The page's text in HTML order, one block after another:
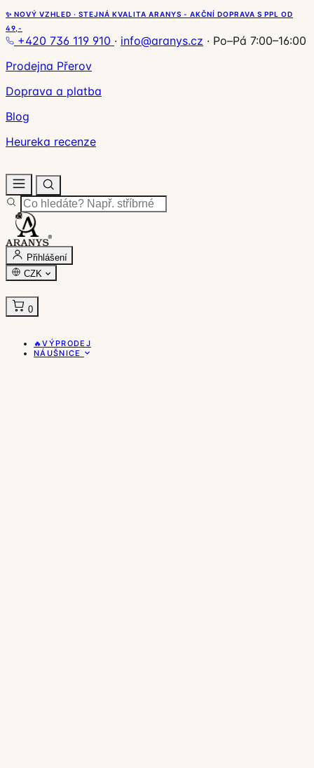
✨ NOVÝ VZHLED · STEJNÁ KVALITA ARANYS - AKČNÍ DOPRAVA S PPL OD
49,-
+420 736 119 910 · info@aranys.cz · Po–Pá 7:00–16:00
Prodejna Přerov
Doprava a platba
Blog
Heureka recenze
Přihlášení
CZK
0
🔥VÝPRODEJ
NÁUŠNICE